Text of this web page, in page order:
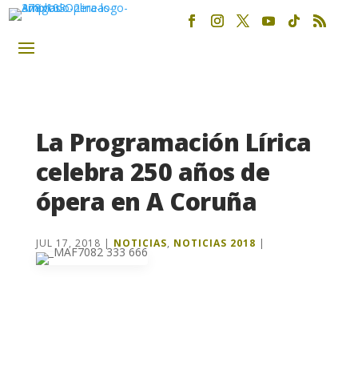
La Programación Lírica
celebra 250 años de
ópera en A Coruña
JUL 17, 2018 | NOTICIAS, NOTICIAS 2018 |